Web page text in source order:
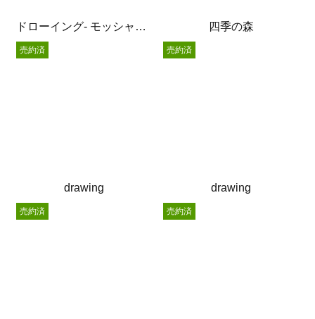
ドローイング- モッシャー – 四季の森
drawing
売約済
drawing
売約済
売約済 売約済